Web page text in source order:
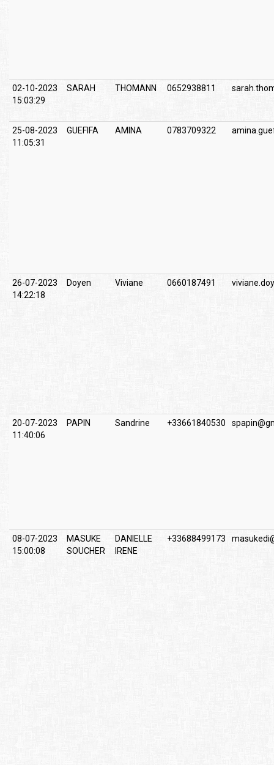
02-10-2023
15:03:29
SARAH THOMANN 0652938811
25-08-2023
11:05:31
GUEFIFA AMINA 0783709322
26-07-2023
14:22:18
Doyen Viviane 0660187491
20-07-2023
11:40:06
PAPIN Sandrine +33661840530
08-07-2023
15:00:08
MASUKE
SOUCHER
DANIELLE
IRENE
+33688499173